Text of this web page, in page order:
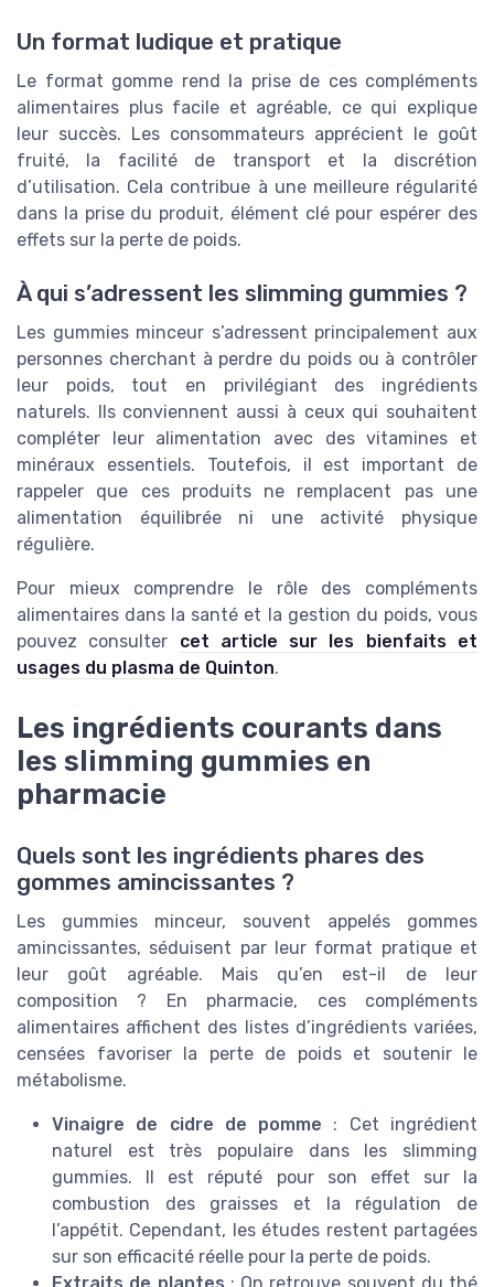
Un format ludique et pratique
Le format gomme rend la prise de ces compléments
alimentaires plus facile et agréable, ce qui explique
leur succès. Les consommateurs apprécient le goût
fruité, la facilité de transport et la discrétion
d’utilisation. Cela contribue à une meilleure régularité
dans la prise du produit, élément clé pour espérer des
effets sur la perte de poids.
À qui s’adressent les slimming gummies ?
Les gummies minceur s’adressent principalement aux
personnes cherchant à perdre du poids ou à contrôler
leur poids, tout en privilégiant des ingrédients
naturels. Ils conviennent aussi à ceux qui souhaitent
compléter leur alimentation avec des vitamines et
minéraux essentiels. Toutefois, il est important de
rappeler que ces produits ne remplacent pas une
alimentation équilibrée ni une activité physique
régulière.
Pour mieux comprendre le rôle des compléments
alimentaires dans la santé et la gestion du poids, vous
pouvez consulter cet article sur les bienfaits et
usages du plasma de Quinton.
Les ingrédients courants dans
les slimming gummies en
pharmacie
Quels sont les ingrédients phares des
gommes amincissantes ?
Les gummies minceur, souvent appelés gommes
amincissantes, séduisent par leur format pratique et
leur goût agréable. Mais qu’en est-il de leur
composition ? En pharmacie, ces compléments
alimentaires affichent des listes d’ingrédients variées,
censées favoriser la perte de poids et soutenir le
métabolisme.
Vinaigre de cidre de pomme : Cet ingrédient
naturel est très populaire dans les slimming
gummies. Il est réputé pour son effet sur la
combustion des graisses et la régulation de
l’appétit. Cependant, les études restent partagées
sur son efficacité réelle pour la perte de poids.
Extraits de plantes : On retrouve souvent du thé